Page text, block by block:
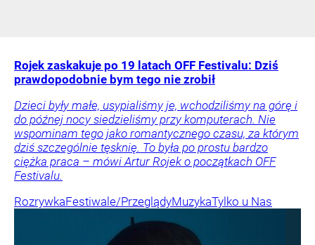
Rojek zaskakuje po 19 latach OFF Festivalu: Dziś
prawdopodobnie bym tego nie zrobił
Dzieci były małe, usypialiśmy je, wchodziliśmy na górę i
do późnej nocy siedzieliśmy przy komputerach. Nie
wspominam tego jako romantycznego czasu, za którym
dziś szczególnie tęsknię. To była po prostu bardzo
ciężka praca – mówi Artur Rojek o początkach OFF
Festivalu.
RozrywkaFestiwale/PrzeglądyMuzykaTylko u Nas